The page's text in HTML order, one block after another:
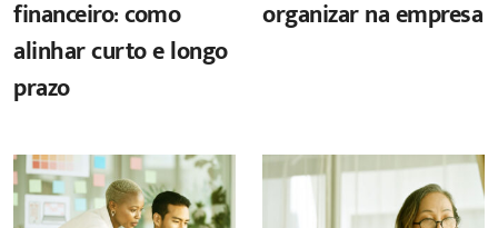
financeiro: como
alinhar curto e longo
prazo
organizar na empresa